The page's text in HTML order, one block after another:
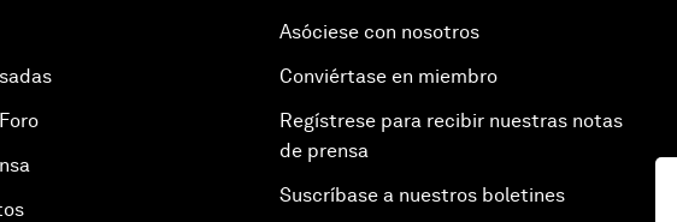
Asóciese con nosotros
Conviértase en miembro
Regístrese para recibir nuestras notas
de prensa
Suscríbase a nuestros boletines